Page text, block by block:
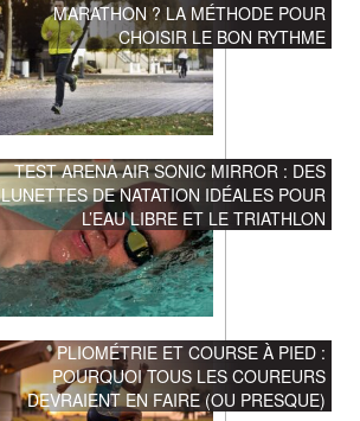
MARATHON ? LA MÉTHODE POUR
CHOISIR LE BON RYTHME
TEST ARENA AIR SONIC MIRROR : DES
LUNETTES DE NATATION IDÉALES POUR
L’EAU LIBRE ET LE TRIATHLON
PLIOMÉTRIE ET COURSE À PIED :
POURQUOI TOUS LES COUREURS
DEVRAIENT EN FAIRE (OU PRESQUE)